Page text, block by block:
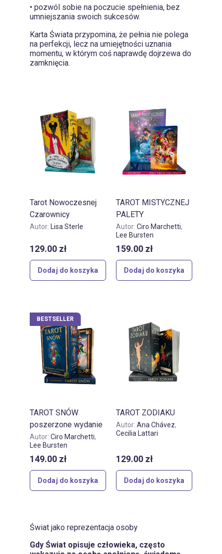
• pozwól sobie na poczucie spełnienia, bez
umniejszania swoich sukcesów.
Karta Świata przypomina, że pełnia nie polega
na perfekcji, lecz na umiejętności uznania
momentu, w którym coś naprawdę dojrzewa do
zamknięcia.
Dodaj do koszyka
Tarot Nowoczesnej
Czarownicy
Autor: Lisa Sterle
129.00 zł
Dodaj do koszyka
TAROT MISTYCZNEJ
PALETY
Autor: Ciro Marchetti,
Lee Bursten
159.00 zł
BESTSELLER
Dodaj do koszyka
TAROT SNÓW
poszerzone wydanie
Autor: Ciro Marchetti,
Lee Bursten
149.00 zł
Dodaj do koszyka
TAROT ZODIAKU
Autor: Ana Chávez,
Cecilia Lattari
129.00 zł
Świat jako reprezentacja osoby
Gdy Świat opisuje człowieka, często